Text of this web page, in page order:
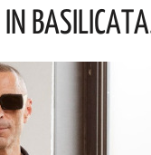
NELLA SPLENDIDA CORNICE DELLA VILLA
DALLE PENSIONI ALLE TASSE